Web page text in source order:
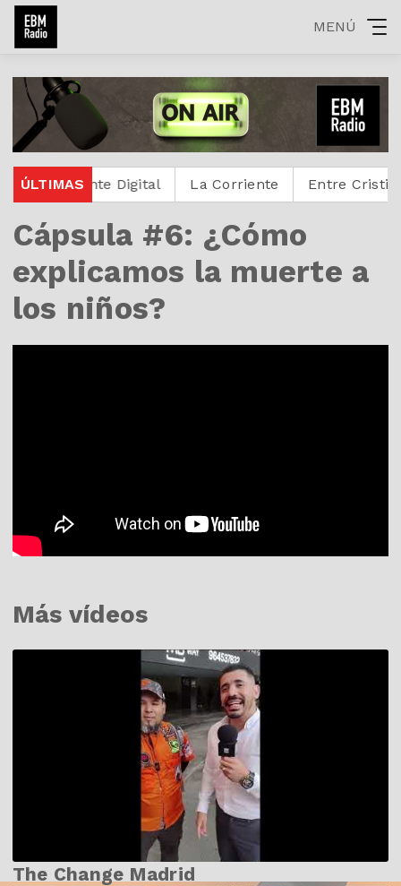
MENÚ
ÚLTIMASDigital La Corriente Entre Cristianos
Cápsula #6: ¿Cómo
explicamos la muerte a
los niños?
Más vídeos
The Change Madrid